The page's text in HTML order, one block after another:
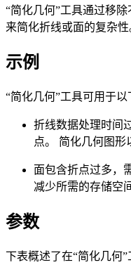
“简化几何”工具通过移
来简化折线或面的复杂性
示例
“简化几何”工具可用于以
折线数据处理时间
点。 简化几何图形
面包含折点过多，
减少所需的存储空
参数
下表概述了在“简化几何”